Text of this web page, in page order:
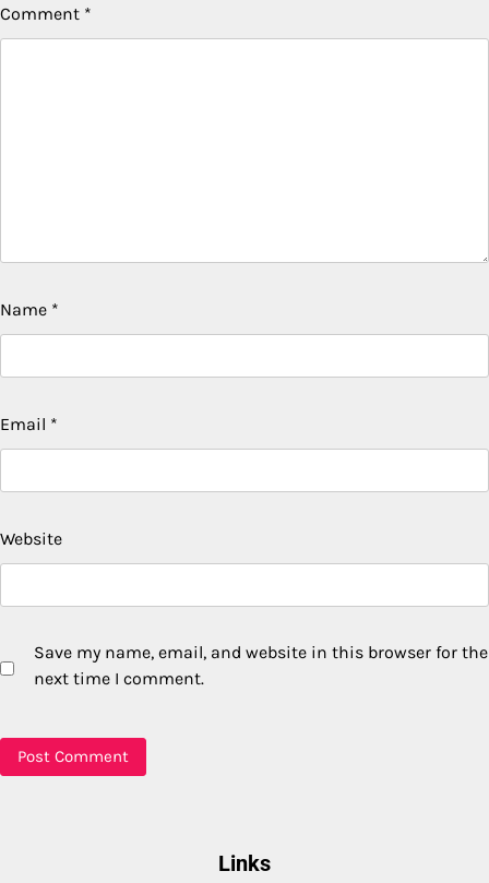
Comment *
Name *
Email *
Website
Save my name, email, and website in this browser for the
next time I comment.
Links